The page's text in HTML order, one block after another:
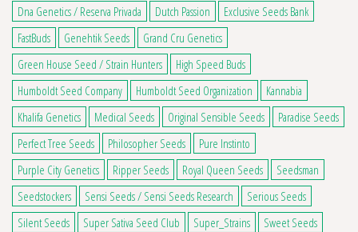
Dna Genetics / Reserva Privada
Dutch Passion
Exclusive Seeds Bank
FastBuds
Genehtik Seeds
Grand Cru Genetics
Green House Seed / Strain Hunters
High Speed Buds
Humboldt Seed Company
Humboldt Seed Organization
Kannabia
Khalifa Genetics
Medical Seeds Original Sensible Seeds
Paradise Seeds
Perfect Tree Seeds
Philosopher Seeds
Pure Instinto
Purple City Genetics
Ripper Seeds Royal Queen Seeds
Seedsman
Seedstockers
Sensi Seeds / Sensi Seeds Research
Serious Seeds
Silent Seeds
Super Sativa Seed Club Super_Strains
Sweet Seeds